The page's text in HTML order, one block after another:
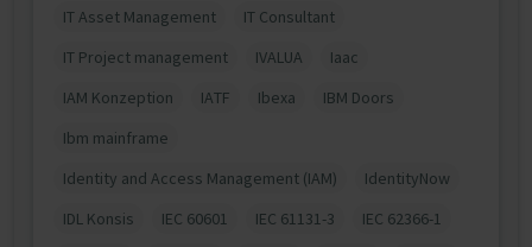
IT Asset Management
IT Consultant
IT Project management
IVALUA
Iaac
IAM Konzeption
IATF Ibexa
IBM Doors
Ibm mainframe
Identity and Access Management (IAM)
IdentityNow
IDL Konsis
IEC 60601 IEC 61131-3
IEC 62366-1